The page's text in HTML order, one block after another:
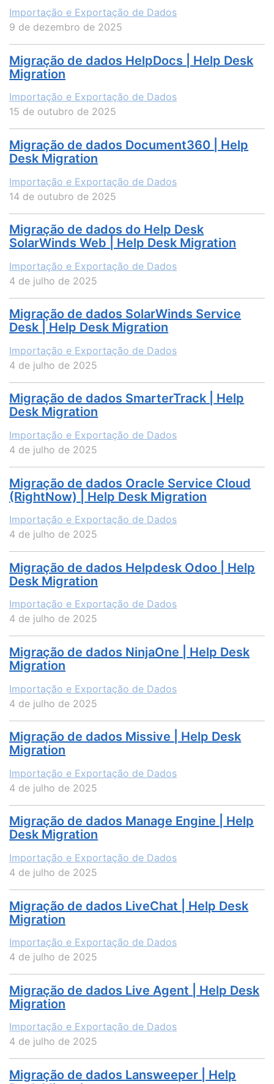
Importação e Exportação de Dados
9 de dezembro de 2025
Migração de dados HelpDocs | Help Desk
Migration
Importação e Exportação de Dados
15 de outubro de 2025
Migração de dados Document360 | Help
Desk Migration
Importação e Exportação de Dados
14 de outubro de 2025
Migração de dados do Help Desk
SolarWinds Web | Help Desk Migration
Importação e Exportação de Dados
4 de julho de 2025
Migração de dados SolarWinds Service
Desk | Help Desk Migration
Importação e Exportação de Dados
4 de julho de 2025
Migração de dados SmarterTrack | Help
Desk Migration
Importação e Exportação de Dados
4 de julho de 2025
Migração de dados Oracle Service Cloud
(RightNow) | Help Desk Migration
Importação e Exportação de Dados
4 de julho de 2025
Migração de dados Helpdesk Odoo | Help
Desk Migration
Importação e Exportação de Dados
4 de julho de 2025
Migração de dados NinjaOne | Help Desk
Migration
Importação e Exportação de Dados
4 de julho de 2025
Migração de dados Missive | Help Desk
Migration
Importação e Exportação de Dados
4 de julho de 2025
Migração de dados Manage Engine | Help
Desk Migration
Importação e Exportação de Dados
4 de julho de 2025
Migração de dados LiveChat | Help Desk
Migration
Importação e Exportação de Dados
4 de julho de 2025
Migração de dados Live Agent | Help Desk
Migration
Importação e Exportação de Dados
4 de julho de 2025
Migração de dados Lansweeper | Help